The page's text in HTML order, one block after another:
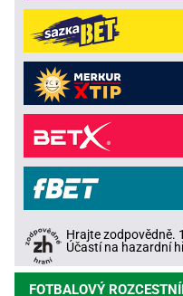
Hrajte zodpovědně.
Účastí na hazardní
FOTBALOVÝ